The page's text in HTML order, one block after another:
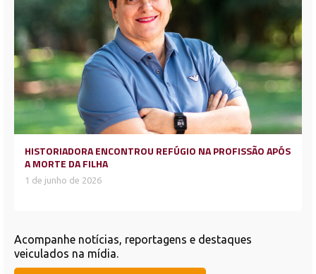
HISTORIADORA ENCONTROU REFÚGIO NA PROFISSÃO APÓS
A MORTE DA FILHA
1 de junho de 2026
Acompanhe notícias, reportagens e destaques
veiculados na mídia.